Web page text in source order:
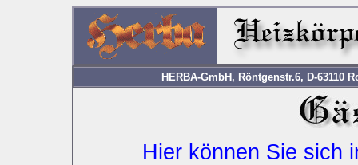
HERBA-GmbH, Röntgenstr.6, D-63110
Hier können Sie sich